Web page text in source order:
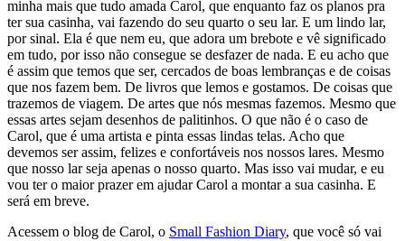
minha mais que tudo amada Carol, que enquanto faz os planos pra
ter sua casinha, vai fazendo do seu quarto o seu lar. E um lindo lar,
por sinal. Ela é que nem eu, que adora um brebote e vê significado
em tudo, por isso não consegue se desfazer de nada. E eu acho que
é assim que temos que ser, cercados de boas lembranças e de coisas
que nos fazem bem. De livros que lemos e gostamos. De coisas que
trazemos de viagem. De artes que nós mesmas fazemos. Mesmo que
essas artes sejam desenhos de palitinhos. O que não é o caso de
Carol, que é uma artista e pinta essas lindas telas. Acho que
devemos ser assim, felizes e confortáveis nos nossos lares. Mesmo
que nosso lar seja apenas o nosso quarto. Mas isso vai mudar, e eu
vou ter o maior prazer em ajudar Carol a montar a sua casinha. E
será em breve.
Acessem o blog de Carol, o Small Fashion Diary, que você só vai